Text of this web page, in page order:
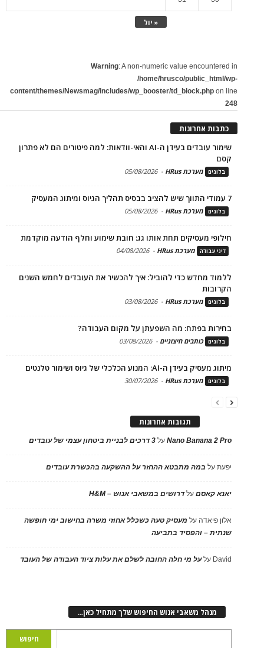
« יול
Warning: A non-numeric value encountered in
/home/hrusco/public_html/wp-
content/themes/Newsmag/includes/wp_booster/td_block.php on line
248
כתבות אחרונות
שימור עובדים בעידן ה-AI והאי-וודאות: למה פיטורים הם לא פתרון
קסם
בלוגים מערכת HRus -
05/08/2026
7 עמודי התווך שיש להציב בבסיס תהליך הגיוס ומיתוג המעסיק
בלוגים מערכת HRus -
05/08/2026
חילופי מעסיקים תחת אותו גג: חובת שימוע וחלף הודעה מוקדמת
דיני עבודה מערכת HRus -
04/08/2026
ללמוד מחדש כדי להוביל: איך להכשיר את העובדים לחמש השנים
הקרובות
בלוגים מערכת HRus -
03/08/2026
בחירות בפתח: מה השפעתן על מקום העבודה?
בלוגים כותבים חיצוניים -
03/08/2026
מיתוג מעסיק בעידן ה-AI: המנוע הכלכלי של גיוס ושימור טלנטים
בלוגים מערכת HRus -
30/07/2026
תגובות אחרונות
Nano Banana 2 Proעל 3 דרכים לבניית ביטחון עצמי של עובדים
יפעתעל במה מתבטא ההחזר על ההשקעה בהכשרת עובדים
יאנא קאסםעלדרושים במשאבי אנוש – H&M
אלון פיאדה על מעסיק טעה כשכלל אחוזי משרה בחישוב ימי חופשה
שנתית – והפסיד בתביעה
David עלעל מי חלה החובה לשלם את עלות ציוד העבודה של העובד
מנהל משאבי אנוש החיפוש שלך מתחיל כאן…